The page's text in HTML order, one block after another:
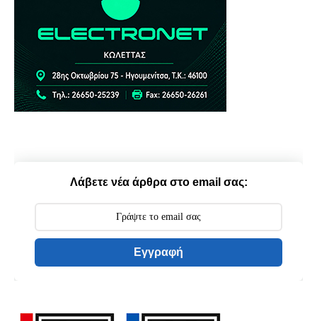
Λάβετε νέα άρθρα στο email σας:
Εγγραφή